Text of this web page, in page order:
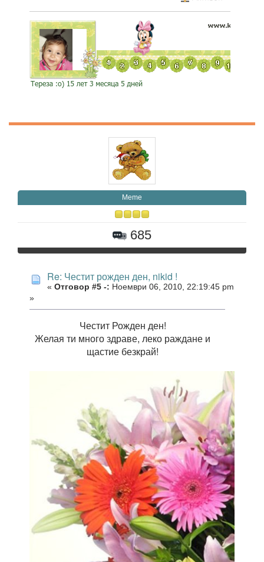
Meme
685
Re: Честит рожден ден, nikid !
« Отговор #5 -: Ноември 06, 2010, 22:19:45 pm
»
Честит Рожден ден!
Желая ти много здраве, леко раждане и
щастие безкрай!